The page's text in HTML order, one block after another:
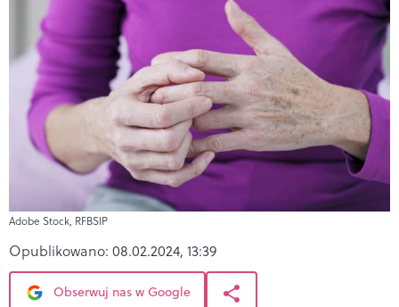
Adobe Stock, RFBSIP
Opublikowano: 08.02.2024, 13:39
Obserwuj nas w Google